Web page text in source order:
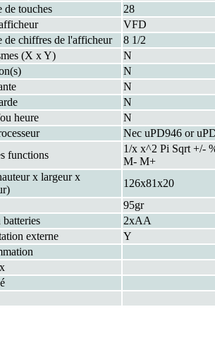
de touches
28
VFD
de chiffres de l'afficheur
8 1/2
(X x Y)
N
N
N
N
heure
N
Nec uPD946 or
functions
1/x x^2 Pi Sqrt +/-
M- M+
x largeur x
126x81x20
95gr
batteries
2xAA
externe
Y